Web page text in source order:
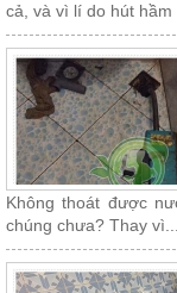
cả, và vì lí do hút
Không thoát được
chúng chưa? Thay vì...